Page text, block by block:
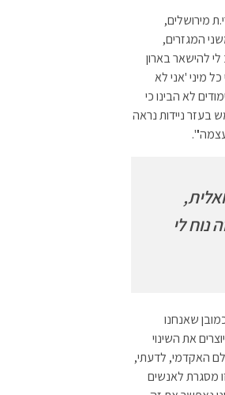
מירושלים,
המגזרים,
להישאר בארון
מיני 'אני לא
לא הבינו כי
בעזר ניידות נראה
נוח לי
שאנחנו
את השינוי
האקדמי, לדעתי,
מסגרת לאנשים